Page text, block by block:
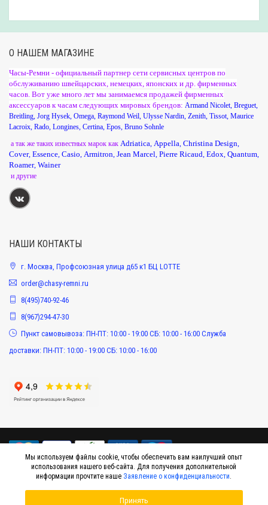
О НАШЕМ МАГАЗИНЕ
Часы-Ремни - официальный партнер сети сервисных центров по
обслуживанию швейцарских, немецких, японских и др. фирменных
часов. Вот уже много лет мы занимаемся продажей фирменных
аксессуаров к часам следующих мировых брендов: Armand Nicolet Breguet
Breitling Jorg Hysek Omega Raymond Weil Ulysse Nardin Zenith Tissot Maurice
Lacroix Rado Longines Certina Epos Bruno Sohnle
а так же таких известных марок как Adriatica Appella Christina Design
Cover, Essence Casio Armitron Jean Marcel Pierre Ricaud Edox Quantum
Roamer, Wainer
и другие
НАШИ КОНТАКТЫ
г. Москва, Профсоюзная улица д65 к1 БЦ LOTTE
order@chasy-remni.ru
8(495)740-92-46
8(967)294-47-30
Пункт самовывоза: ПН-ПТ: 10:00 - 19:00 СБ: 10:00 - 16:00 Служба
доставки: ПН-ПТ: 10:00 - 19:00 СБ: 10:00 - 16:00
© 2015-2026 Интернет-магазин оригинальных аксессуаров к наручным часам
Мы используем файлы cookie, чтобы обеспечить вам наилучший опыт
использования нашего веб-сайта. Для получения дополнительной
информации прочтите наше Заявление о конфиденциальности.
Принять